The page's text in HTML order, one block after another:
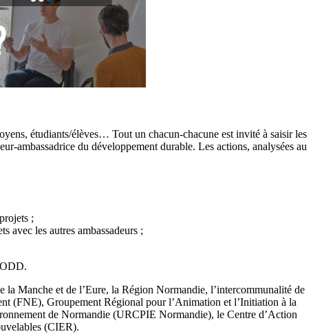
étudiants/élèves… Tout un chacun-chacune est invité à saisir les
ambassadrice du développement durable. Les actions, analysées au
;
avec les autres ambassadeurs ;
Manche et de l’Eure, la Région Normandie, l’intercommunalité de
(FNE), Groupement Régional pour l’Animation et l’Initiation à la
de Normandie (URCPIE Normandie), le Centre d’Action
(CIER).